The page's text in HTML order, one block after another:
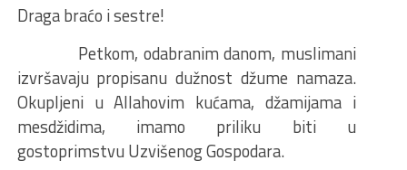
Draga braćo i sestre!
Petkom, odabranim danom, muslimani
izvršavaju propisanu dužnost džume namaza.
Okupljeni u Allahovim kućama, džamijama i
mesdžidima, imamo priliku biti u
gostoprimstvu Uzvišenog Gospodara.